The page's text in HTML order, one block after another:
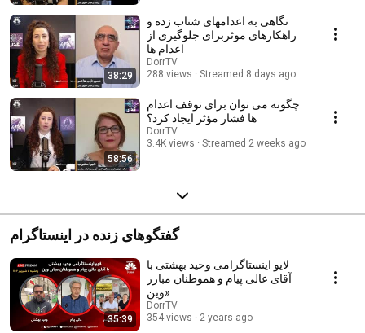
38:29
نگاهی به اعدامهای شتاب زده و
راهکارهای موثربرای جلوگیری از
اعدام ها
DorrTV
288 views
Streamed 8 days ago
58:56
چگونه می توان برای توقف اعدام
ها فشار مؤثر ایجاد کرد؟
DorrTV
3.4K views
Streamed 2 weeks ago
گفتگوهای زنده در اینستاگرام
35:39
لایو اینستاگرامی وحید بهشتی با
آقای عالی پیام و هموطنان مبارز
وین»
DorrTV
354 views
2 years ago